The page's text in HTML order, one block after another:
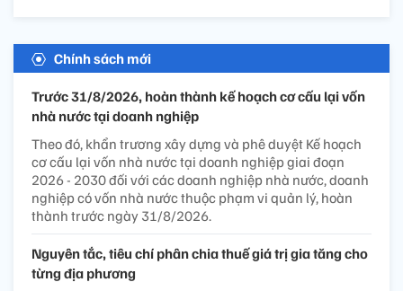
Chính sách mới
Trước 31/8/2026, hoàn thành kế hoạch cơ cấu lại vốn
nhà nước tại doanh nghiệp
Theo đó, khẩn trương xây dựng và phê duyệt Kế hoạch
cơ cấu lại vốn nhà nước tại doanh nghiệp giai đoạn
2026 - 2030 đối với các doanh nghiệp nhà nước, doanh
nghiệp có vốn nhà nước thuộc phạm vi quản lý, hoàn
thành trước ngày 31/8/2026.
Nguyên tắc, tiêu chí phân chia thuế giá trị gia tăng cho
từng địa phương